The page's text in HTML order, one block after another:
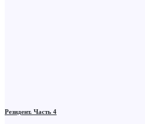
Резидент. Часть 4